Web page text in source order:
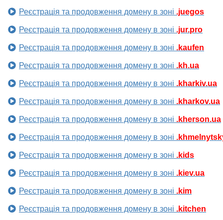
Реєстрація та продовження домену в зоні .juegos
Реєстрація та продовження домену в зоні .jur.pro
Реєстрація та продовження домену в зоні .kaufen
Реєстрація та продовження домену в зоні .kh.ua
Реєстрація та продовження домену в зоні .kharkiv.ua
Реєстрація та продовження домену в зоні .kharkov.ua
Реєстрація та продовження домену в зоні .kherson.ua
Реєстрація та продовження домену в зоні
Реєстрація та продовження домену в зоні .kids
Реєстрація та продовження домену в зоні .kiev.ua
Реєстрація та продовження домену в зоні .kim
Реєстрація та продовження домену в зоні .kitchen